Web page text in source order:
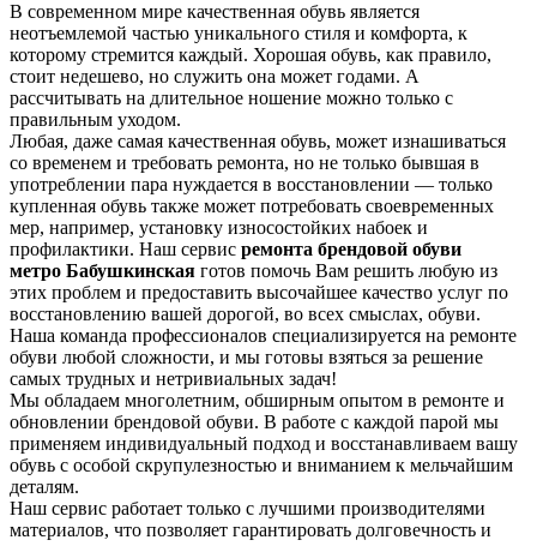
В современном мире качественная обувь является
неотъемлемой частью уникального стиля и комфорта, к
которому стремится каждый. Хорошая обувь, как правило,
стоит недешево, но служить она может годами. А
рассчитывать на длительное ношение можно только с
правильным уходом.
Любая, даже самая качественная обувь, может изнашиваться
со временем и требовать ремонта, но не только бывшая в
употреблении пара нуждается в восстановлении — только
купленная обувь также может потребовать своевременных
мер, например, установку износостойких набоек и
профилактики. Наш сервис ремонта брендовой обуви
метро Бабушкинская готов помочь Вам решить любую из
этих проблем и предоставить высочайшее качество услуг по
восстановлению вашей дорогой, во всех смыслах, обуви.
Наша команда профессионалов специализируется на ремонте
обуви любой сложности, и мы готовы взяться за решение
самых трудных и нетривиальных задач!
Мы обладаем многолетним, обширным опытом в ремонте и
обновлении брендовой обуви. В работе с каждой парой мы
применяем индивидуальный подход и восстанавливаем вашу
обувь с особой скрупулезностью и вниманием к мельчайшим
деталям.
Наш сервис работает только с лучшими производителями
материалов, что позволяет гарантировать долговечность и